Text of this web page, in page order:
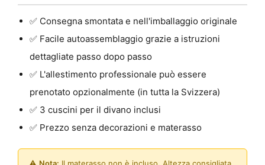
✅ Consegna smontata e nell'imballaggio originale
✅ Facile autoassemblaggio grazie a istruzioni
dettagliate passo dopo passo
✅ L'allestimento professionale può essere
prenotato opzionalmente (in tutta la Svizzera)
✅ 3 cuscini per il divano inclusi
✅ Prezzo senza decorazioni e materasso